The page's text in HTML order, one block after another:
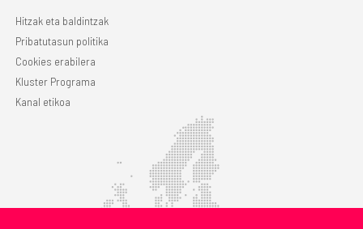
Hitzak eta baldintzak
Pribatutasun politika
Cookies erabilera
Kluster Programa
Kanal etikoa